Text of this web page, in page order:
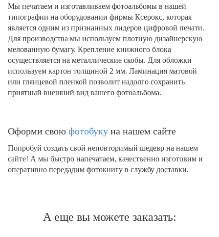
Мы печатаем и изготавливаем фотоальбомы в нашей
типографии на оборудовании фирмы Ксерокс, которая
является одним из признанных лидеров цифровой печати.
Для производства мы используем плотную дизайнерскую
мелованную бумагу. Крепление книжного блока
осуществляется на металлические скобы. Для обложки
используем картон толщиной 2 мм. Ламинация матовой
или глянцевой пленкой позволит надолго сохранить
приятный внешний вид вашего фотоальбома.
Оформи свою фотобуку на нашем сайте
Попробуй создать свой неповторимый шедевр на нашем
сайте! А мы быстро напечатаем, качественно изготовим и
оперативно передадим фотокнигу в службу доставки.
А еще вы можете заказать: